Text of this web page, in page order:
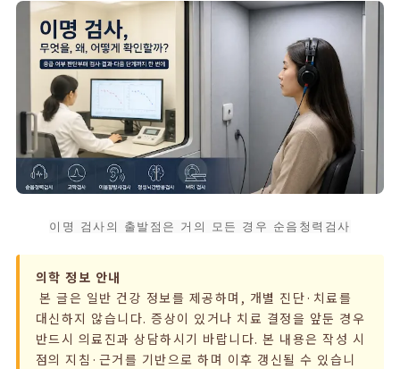
이명 검사의 출발점은 거의 모든 경우 순음청력검사
의학 정보 안내
본 글은 일반 건강 정보를 제공하며, 개별 진단·치료를
대신하지 않습니다. 증상이 있거나 치료 결정을 앞둔 경우
반드시 의료진과 상담하시기 바랍니다. 본 내용은 작성 시
점의 지침·근거를 기반으로 하며 이후 갱신될 수 있습니